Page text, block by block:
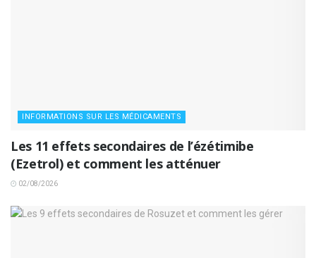
INFORMATIONS SUR LES MÉDICAMENTS
Les 11 effets secondaires de l’ézétimibe
(Ezetrol) et comment les atténuer
02/08/2026